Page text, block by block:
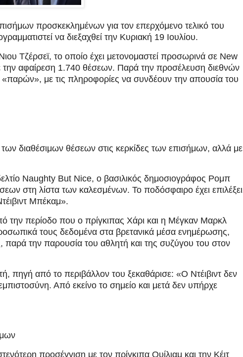
προσκεκλημένων για τον επερχόμενο τελικό του
να διεξαχθεί την Κυριακή 19 Ιουλίου.
Τζέρσεϊ, το οποίο έχει μετονομαστεί προσωρινά σε New
αφαίρεση 1.740 θέσεων. Παρά την προσέλευση διεθνών
με τις πληροφορίες να συνδέουν την απουσία του
των διαθέσιμων θέσεων στις κερκίδες των επισήμων, αλλά με
Naughty But Nice, ο βασιλικός δημοσιογράφος Ρομπ
στη λίστα των καλεσμένων. Το ποδόσφαιρο έχει επιλέξει
Μπέκαμ».
την περίοδο που ο πρίγκιπας Χάρι και η Μέγκαν Μαρκλ
τους δεδομένα στα βρετανικά μέσα ενημέρωσης,
την παρουσία του αθλητή και της συζύγου του στον
πηγή από το περιβάλλον του ξεκαθάρισε: «Ο Ντέιβιντ δεν
Από εκείνο το σημείο και μετά δεν υπήρχε
προσέγγιση με τον πρίγκιπα Ουίλιαμ και την Κέιτ